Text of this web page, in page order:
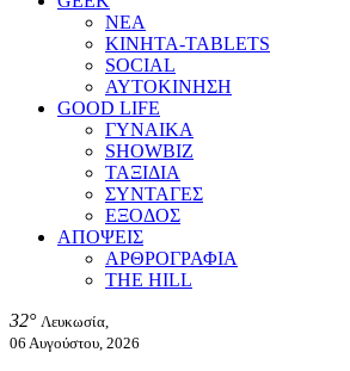
ΝΕΑ
ΚΙΝΗΤΑ-TABLETS
SOCIAL
ΑΥΤΟΚΙΝΗΣΗ
GOOD LIFE
ΓΥΝΑΙΚΑ
SHOWBIZ
ΤΑΞΙΔΙΑ
ΣΥΝΤΑΓΕΣ
ΕΞΟΔΟΣ
ΑΠΟΨΕΙΣ
ΑΡΘΡΟΓΡΑΦΙΑ
THE HILL
32° Λευκωσία,
06 Αυγούστου, 2026